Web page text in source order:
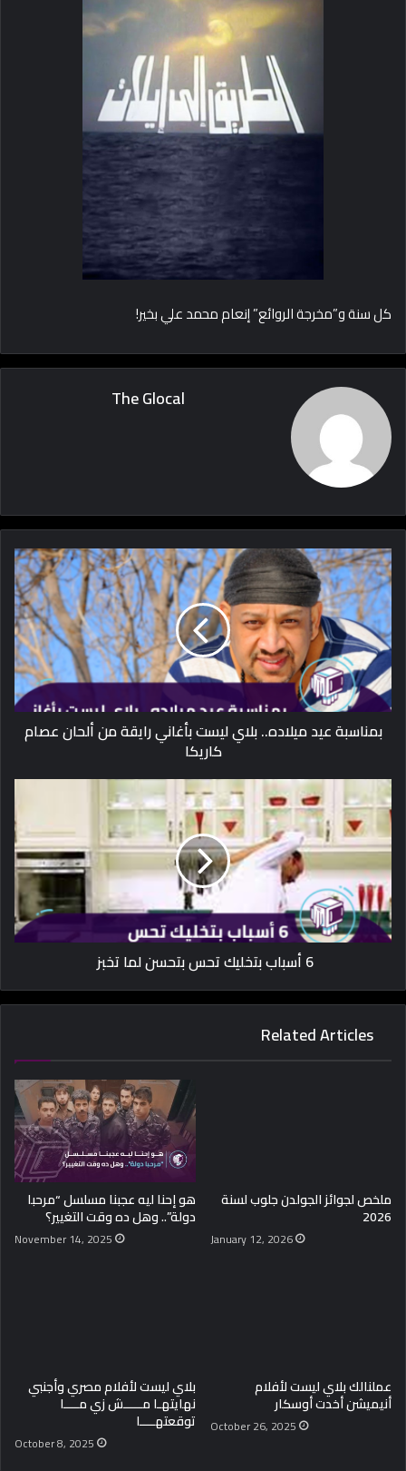
كل سنة و”مخرجة الروائع” إنعام محمد علي بخير!
The Glocal
بمناسبة عيد ميلاده.. بلاي ليست بأغاني رايقة من ألحان عصام
كاريكا
6 أسباب بتخليك تحس بتحسن لما تخبز
Related Articles
ملخص لجوائز الجولدن جلوب لسنة
2026
January 12, 2026
هو إحنا ليه عجبنا مسلسل “مرحبا
دولة”.. وهل ده وقت التغيير؟
November 14, 2025
عملنالك بلاي ليست لأفلام
أنيميشن أخدت أوسكار
October 26, 2025
بلاي ليست لأفلام مصري وأجنبي
نهايتهـا مـــــش زي مــــا
توقعتهــــا
October 8, 2025